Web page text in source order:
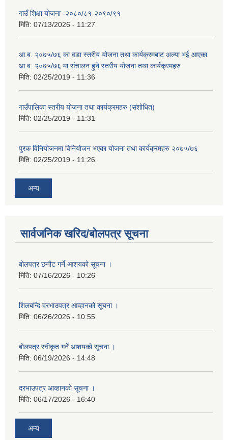
गाउँ शिक्षा योजना -२०८०/८१-२०९०/९१
मिति: 07/13/2026 - 11:27
आ.ब. २०७५/७६ का वडा स्तरीय योजना तथा कार्यक्रमबाट अल्या भई आएका
आ.ब. २०७५/७६ मा स‌ंचालन हुने स्तरीय योजना तथा कार्यक्रमहरु
मिति: 02/25/2019 - 11:36
गाउँपालिका स्तरीय योजना तथा कार्यक्रमहरु (स‌ंशोधित)
मिति: 02/25/2019 - 11:31
पुरक विनियोजनमा विनियोजन भएका योजना तथा कार्यक्रमहरु २०७५/७६
मिति: 02/25/2019 - 11:26
अन्य
सार्वजनिक खरिद/बोलपत्र सूचना
बोलपत्र छनौट गर्ने आशयको सूचना ।
मिति: 07/16/2026 - 10:26
शिलबन्दि दरभाउपत्र आव्हानको सूचना ।
मिति: 06/26/2026 - 10:55
बोलपत्र स्वीकृत गर्ने आशयको सूचना ।
मिति: 06/19/2026 - 14:48
दरभाउपत्र आव्हानको सूचना ।
मिति: 06/17/2026 - 16:40
अन्य